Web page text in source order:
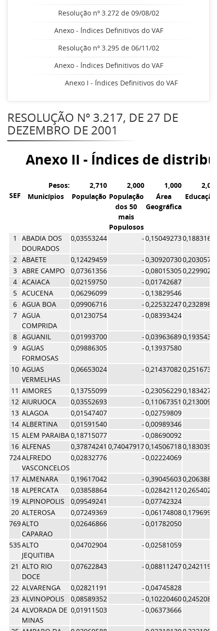
Resolução nº 3.272 de 09/08/02
Anexo - Índices Definitivos do VAF
Resolução nº 3.295 de 06/11/02
Anexo - Índices Definitivos do VAF
Anexo I - Índices Definitivos do VAF
RESOLUÇÃO Nº 3.217, DE 27 DE
DEZEMBRO DE 2001
Anexo II - Índices de
SEF
Pesos: 2,710 2,000 1,000
Municípios
População População
dos 50
mais
Populosos
Área
Geográfica
Educação
1
ABADIA DOS
DOURADOS
0,03553244 -0,15049273
2 ABAETE 0,12429459 -0,30920730
3 ABRE CAMPO 0,07361356 -0,08015305
4 ACAIACA 0,02159750 -0,01742687
5 ACUCENA 0,06296099 -0,13829546
6 AGUA BOA 0,09906716 -0,22532247
7 AGUA
COMPRIDA
0,01230754 -0,08393424
8 AGUANIL 0,01993700 -0,03963689
9 AGUAS
FORMOSAS
0,09886305 -0,13937580
10 AGUAS
VERMELHAS
0,06653024 -0,21437082
11 AIMORES 0,13755099 -0,23056229
12 AIURUOCA 0,03552693 -0,11067351
13 ALAGOA 0,01547407 -0,02759809
14 ALBERTINA 0,01591540 -0,00989346
15 ALEM PARAIBA0,18715077 -0,08690092
16 ALFENAS 0,37874241 0,740479170,14506718
724ALFREDO
VASCONCELOS
0,02832776 -0,02224069
17 ALMENARA 0,19617042 -0,39045603
18 ALPERCATA 0,03858864 -0,02842112
19 ALPINOPOLIS 0,09549241 -0,07742324
20 ALTEROSA 0,07249369 -0,06174808
769ALTO
CAPARAO
0,02646866 -0,01782050
535ALTO
JEQUITIBA
0,04702904 -0,02581059
21 ALTO RIO
DOCE
0,07622843 -0,08811247
22 ALVARENGA 0,02821191 -0,04745828
23 ALVINOPOLIS 0,08589352 -0,10220460
24 ALVORADA DE
MINAS
0,01911503 -0,06373666